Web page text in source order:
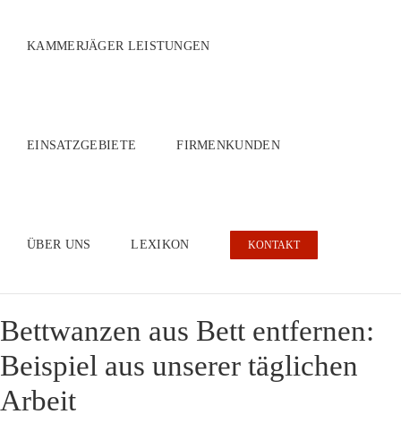
KAMMERJÄGER LEISTUNGEN
EINSATZGEBIETE FIRMENKUNDEN
ÜBER UNS LEXIKON KONTAKT
Bettwanzen aus Bett entfernen:
Beispiel aus unserer täglichen
Arbeit